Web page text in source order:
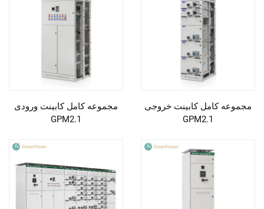
راه‌حل‌ها
تماس با ما
مجموعه کامل کابینت خروجی
GPM2.1
مجموعه کامل کابینت ورودی
GPM2.1